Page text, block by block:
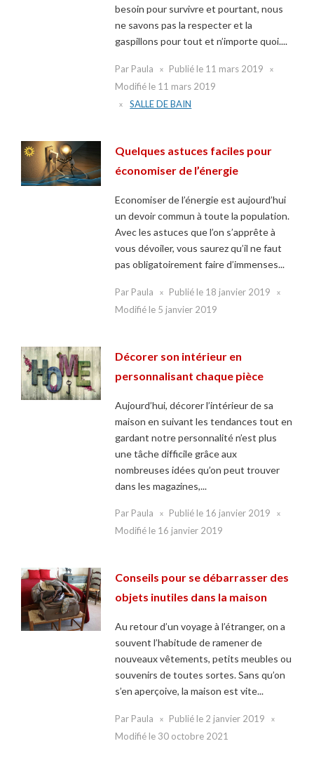
besoin pour survivre et pourtant, nous
ne savons pas la respecter et la
gaspillons pour tout et n’importe quoi....
Par Paula Publié le 11 mars 2019
Modifié le 11 mars 2019
SALLE DE BAIN
Quelques astuces faciles pour
économiser de l’énergie
Economiser de l’énergie est aujourd’hui
un devoir commun à toute la population.
Avec les astuces que l’on s’apprête à
vous dévoiler, vous saurez qu’il ne faut
pas obligatoirement faire d’immenses...
Par Paula Publié le 18 janvier 2019
Modifié le 5 janvier 2019
Décorer son intérieur en
personnalisant chaque pièce
Aujourd’hui, décorer l’intérieur de sa
maison en suivant les tendances tout en
gardant notre personnalité n’est plus
une tâche difficile grâce aux
nombreuses idées qu’on peut trouver
dans les magazines,...
Par Paula Publié le 16 janvier 2019
Modifié le 16 janvier 2019
Conseils pour se débarrasser des
objets inutiles dans la maison
Au retour d’un voyage à l’étranger, on a
souvent l’habitude de ramener de
nouveaux vêtements, petits meubles ou
souvenirs de toutes sortes. Sans qu’on
s’en aperçoive, la maison est vite...
Par Paula Publié le 2 janvier 2019
Modifié le 30 octobre 2021